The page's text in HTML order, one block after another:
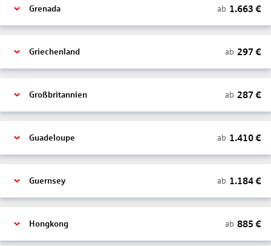
Grenada ab 1.663 €
Griechenland ab 297 €
Großbritannien ab 287 €
Guadeloupe ab 1.410€
Guernsey ab 1.184€
Hongkong ab 885 €